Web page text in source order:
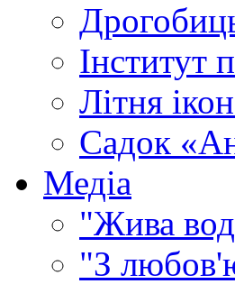
Інститут
Літня
Садок
Медіа
"Жива
"З